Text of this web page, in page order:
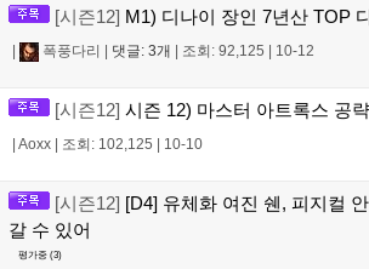
[시즌12] M1) 디나이 장인 7년산 TOP
| 폭풍다리 | 댓글: 3개 | 조회: 92,125 | 10-12
[시즌12] 시즌 12) 마스터 아트록스 공략
| Aoxx | 조회: 102,125 | 10-10
[시즌12] [D4] 유체화 여진 쉔, 피지컬
갈 수 있어
평가중 (3)